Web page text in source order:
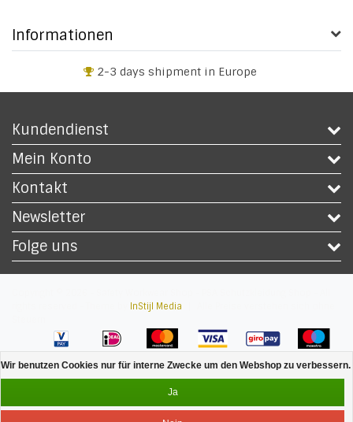
Informationen
2-3 days shipment in Europe
Kundendienst
Mein Konto
Kontakt
Newsletter
Folge uns
InStijl Media
Wir benutzen Cookies nur für interne Zwecke um den Webshop zu
Ja